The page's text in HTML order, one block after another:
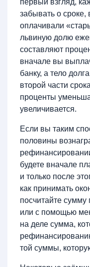
первый взгляд,
забывать о сроке,
оплачивали
львиную долю
составляют
вначале вы
банку, а тело
второй части
проценты
увеличивается.
Если вы таким
половины
будете вначале
и только после
как принимать
посчитайте
или с помощью
на деле сумма,
той суммы,